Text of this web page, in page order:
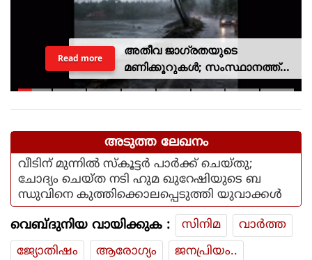
അതീവ ജാഗ്രതയുടെ
മണിക്കൂറുകൾ; സംസ്ഥാനത്ത്
റെഡ് അലർട്ട്, ശക്തമായ
Read more
അടുത്ത ലേഖനം
വീടിന് മുന്നിൽ സ്‌കൂട്ടർ പാർക്ക് ചെയ്തു;
ചോദ്യം ചെയ്ത നടി ഹുമ ഖുറേഷിയുടെ ബ
ന്ധുവിനെ കുത്തിക്കൊലപ്പെടുത്തി യുവാക്കൾ
വെബ്ദുനിയ വായിക്കുക : സിനിമ
വാര്‍ത്ത
ജ്യോതിഷം
ആരോഗ്യം ജനപ്രിയം..